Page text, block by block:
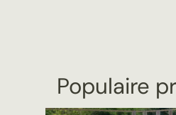
Populaire